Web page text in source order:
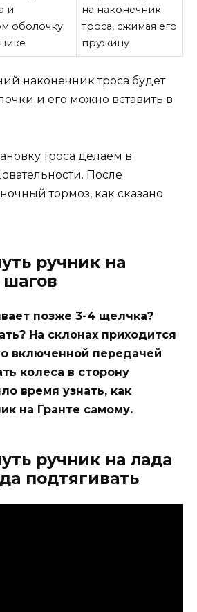
и
оболочку
на наконечник
троса, сжимая его
пружину
наконечник троса будет
и его можно вставить в
троса делаем в
После
тормоз, как сказано
ручник на
шагов
позже 3-4 щелчка?
На склонах приходится
включенной передачей
колеса в сторону
время узнать, как
на Гранте самому.
ручник на лада
подтягивать